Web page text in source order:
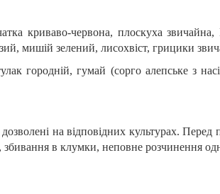
криваво-червона, плоскуха звичайна,
мишій зелений, лисохвіст, грицики
городній, гумай (сорго алепське з
на відповідних культурах.
в клумки, неповне розчинення